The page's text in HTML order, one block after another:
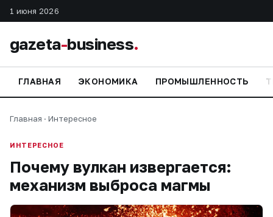
1 июня 2026
gazeta-business.
ГЛАВНАЯ ЭКОНОМИКА ПРОМЫШЛЕННОСТЬ
Главная · Интересное
ИНТЕРЕСНОЕ
Почему вулкан извергается:
механизм выброса магмы